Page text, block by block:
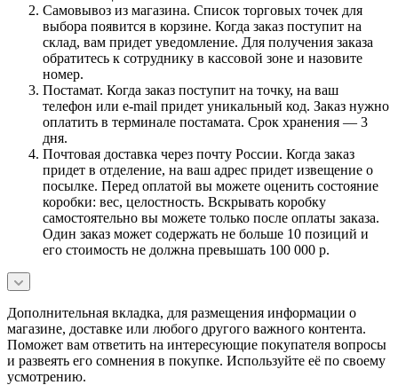
Самовывоз из магазина. Список торговых точек для
выбора появится в корзине. Когда заказ поступит на
склад, вам придет уведомление. Для получения заказа
обратитесь к сотруднику в кассовой зоне и назовите
номер.
Постамат. Когда заказ поступит на точку, на ваш
телефон или e-mail придет уникальный код. Заказ нужно
оплатить в терминале постамата. Срок хранения — 3
дня.
Почтовая доставка через почту России. Когда заказ
придет в отделение, на ваш адрес придет извещение о
посылке. Перед оплатой вы можете оценить состояние
коробки: вес, целостность. Вскрывать коробку
самостоятельно вы можете только после оплаты заказа.
Один заказ может содержать не больше 10 позиций и
его стоимость не должна превышать 100 000 р.
Дополнительная вкладка, для размещения информации о
магазине, доставке или любого другого важного контента.
Поможет вам ответить на интересующие покупателя вопросы
и развеять его сомнения в покупке. Используйте её по своему
усмотрению.